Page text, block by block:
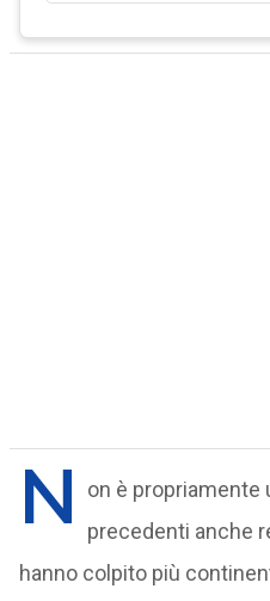
N
on è propriamente
precedenti anche
hanno colpito più